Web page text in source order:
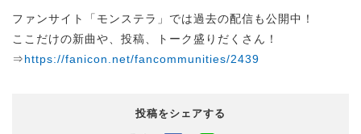
ファンサイト「モンステラ」では過去の配信も公開中！
ここだけの新曲や、投稿、トーク盛りだくさん！
⇒https://fanicon.net/fancommunities/2439
投稿をシェアする